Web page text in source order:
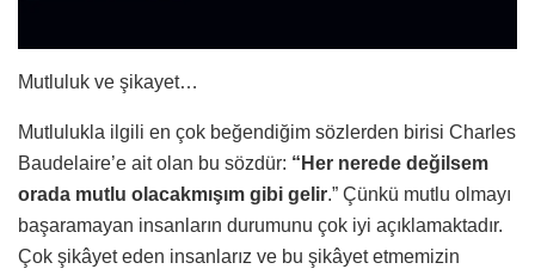
Mutluluk ve şikayet…
Mutlulukla ilgili en çok beğendiğim sözlerden birisi Charles
Baudelaire’e ait olan bu sözdür: “Her nerede değilsem
orada mutlu olacakmışım gibi gelir.” Çünkü mutlu olmayı
başaramayan insanların durumunu çok iyi açıklamaktadır.
Çok şikâyet eden insanlarız ve bu şikâyet etmemizin